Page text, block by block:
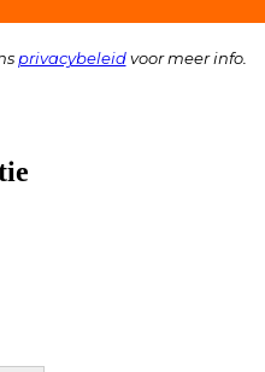
privacybeleidvoor meer info.